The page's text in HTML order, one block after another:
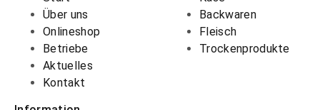
Über uns
Onlineshop
Betriebe
Aktuelles
Kontakt
Backwaren
Fleisch
Trockenprodukte